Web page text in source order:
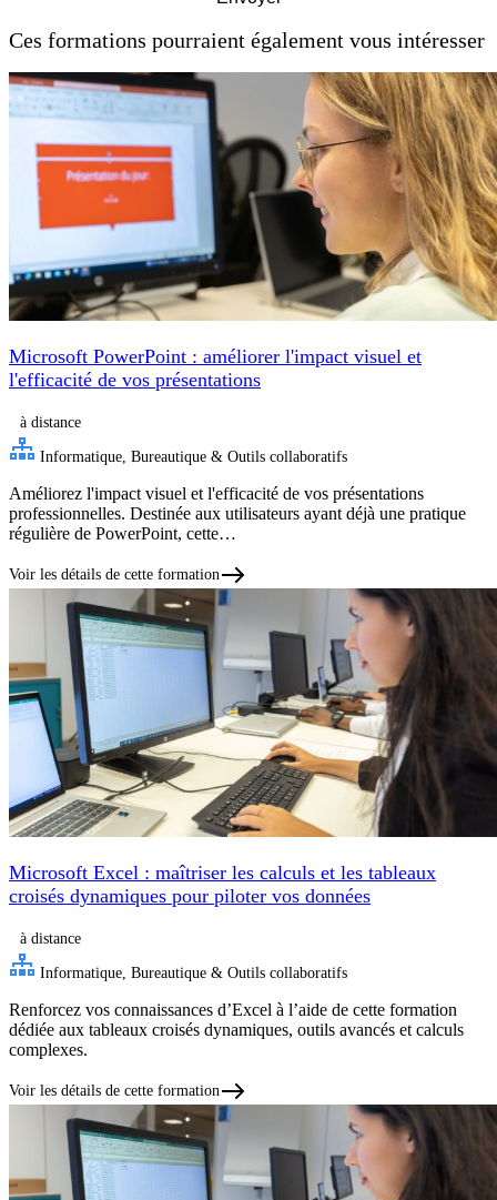
Ces formations pourraient également vous intéresser
Microsoft PowerPoint : améliorer l'impact visuel et
l'efficacité de vos présentations
à distance
Informatique, Bureautique & Outils collaboratifs
Améliorez l'impact visuel et l'efficacité de vos présentations
professionnelles. Destinée aux utilisateurs ayant déjà une pratique
régulière de PowerPoint, cette…
Voir les détails de cette formation
Microsoft Excel : maîtriser les calculs et les tableaux
croisés dynamiques pour piloter vos données
à distance
Informatique, Bureautique & Outils collaboratifs
Renforcez vos connaissances d’Excel à l’aide de cette formation
dédiée aux tableaux croisés dynamiques, outils avancés et calculs
complexes.
Voir les détails de cette formation